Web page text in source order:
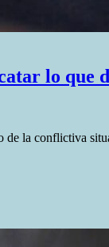
lo que
la conflictiva